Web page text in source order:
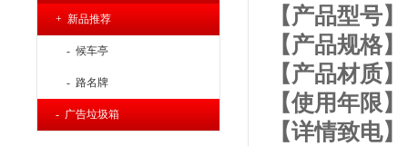
+ 新品推荐
- 候车亭
- 路名牌
- 广告垃圾箱
【产品型号
【产品规格
【产品材质
【使用年限
【详情致电】